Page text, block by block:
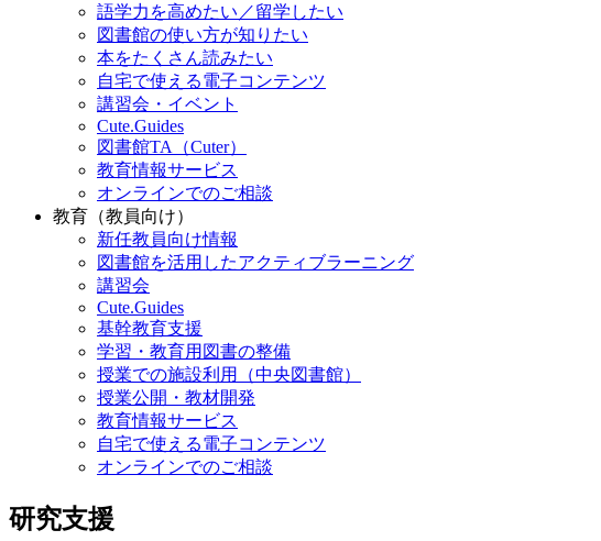
語学力を高めたい／留学したい
図書館の使い方が知りたい
本をたくさん読みたい
自宅で使える電子コンテンツ
講習会・イベント
Cute.Guides
図書館TA（Cuter）
教育情報サービス
オンラインでのご相談
教育（教員向け）
新任教員向け情報
図書館を活用したアクティブラーニング
講習会
Cute.Guides
基幹教育支援
学習・教育用図書の整備
授業での施設利用（中央図書館）
授業公開・教材開発
教育情報サービス
自宅で使える電子コンテンツ
オンラインでのご相談
研究支援